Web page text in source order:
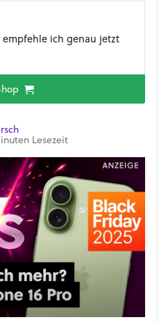
empfehle ich genau jetzt
Lesezeit